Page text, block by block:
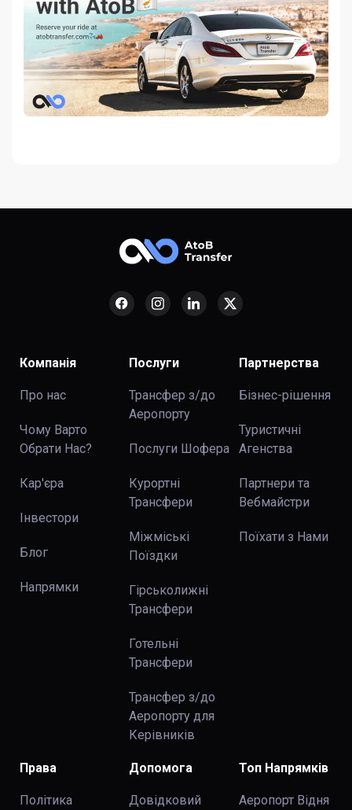
Компанія
Про нас
Чому Варто
Обрати Нас?
Кар'єра
Інвестори
Блог
Напрямки
Послуги
Трансфер з/до
Аеропорту
Послуги Шофера
Курортні
Трансфери
Міжміські
Поїздки
Гірськолижні
Трансфери
Готельні
Трансфери
Трансфер з/до
Аеропорту для
Керівників
Партнерства
Бізнес-рішення
Туристичні
Агенства
Партнери та
Вебмайстри
Поїхати з Нами
Права
Політика
Допомога
Довідковий
Топ Напрямків
Аеропорт Відня